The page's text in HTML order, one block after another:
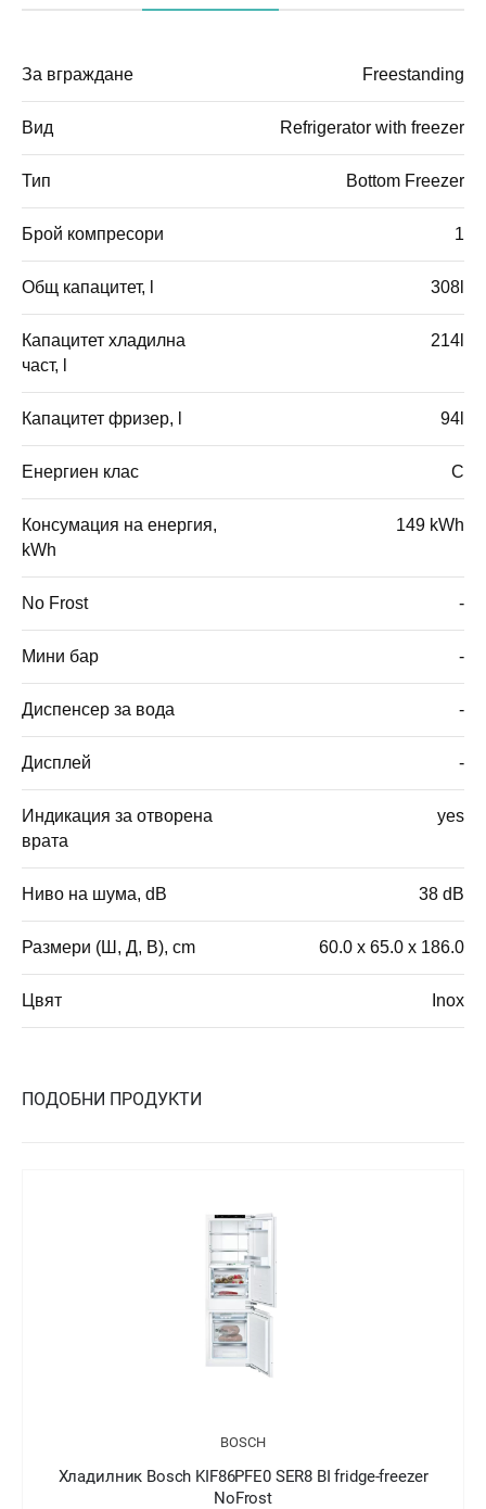
За вграждане Freestanding
Вид Refrigerator with freezer
Тип Bottom Freezer
Брой компресори 1
Общ капацитет, l 308l
Капацитет хладилна
част, l
214l
Капацитет фризер, l 94l
Енергиен клас C
Консумация на енергия,
kWh
149 kWh
No Frost -
Мини бар -
Диспенсер за вода -
Дисплей -
Индикация за отворена
врата
yes
Ниво на шума, dB 38 dB
Размери (Ш, Д, В), cm 60.0 x 65.0 x 186.0
Цвят Inox
ПОДОБНИ ПРОДУКТИ
BOSCH
Хладилник Bosch KIN86AFF0 SER6 BI fridge-freezer
NoFrost